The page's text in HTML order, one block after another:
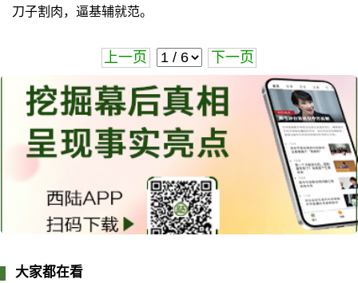
刀子割肉，逼基辅就范。
上一页 下一页
大家都在看